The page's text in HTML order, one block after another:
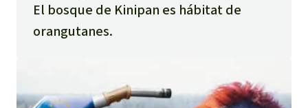
El bosque de Kinipan es hábitat de
orangutanes.